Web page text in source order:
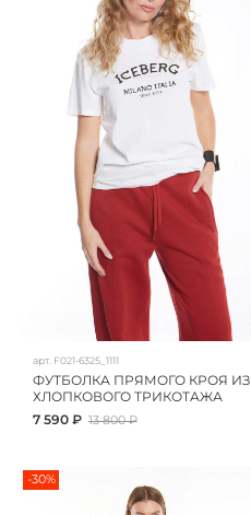
арт. F021-6325_1111
ФУТБОЛКА ПРЯМОГО КРОЯ ИЗ
ХЛОПКОВОГО ТРИКОТАЖА
7 590 ₽ 13 800 ₽
-30%